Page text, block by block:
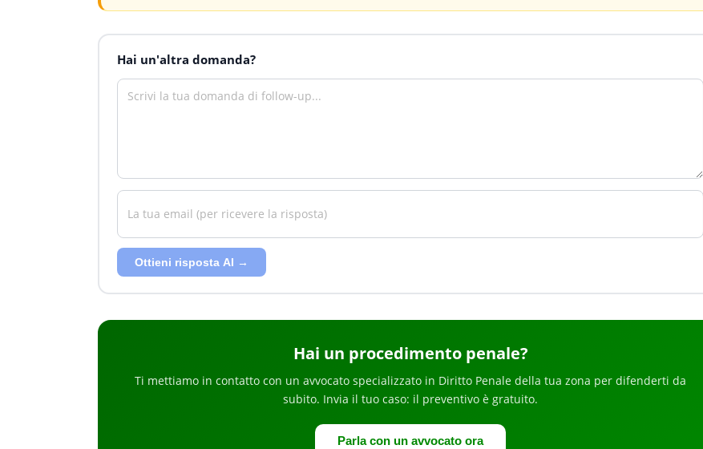
Hai un'altra domanda?
Ottieni risposta AI →
Hai un procedimento penale?
Ti mettiamo in contatto con un avvocato specializzato in Diritto Penale della tua zona per difenderti da
subito. Invia il tuo caso: il preventivo è gratuito.
Parla con un avvocato ora